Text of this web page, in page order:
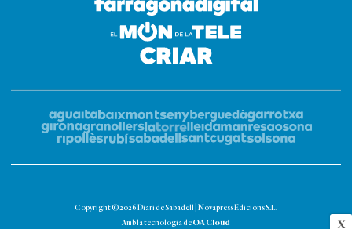
X
Copyright © 2026 Diari de Sabadell | Novapress Edicions S.L.
Amb la tecnologia de OA Cloud